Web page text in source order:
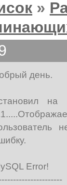
»
день.
Error!